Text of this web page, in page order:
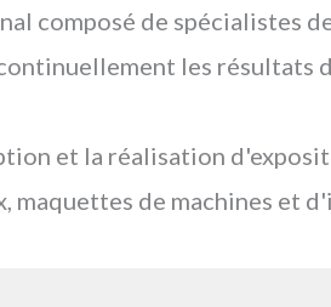
composé de spécialistes
les résultats
et la réalisation
de machines et